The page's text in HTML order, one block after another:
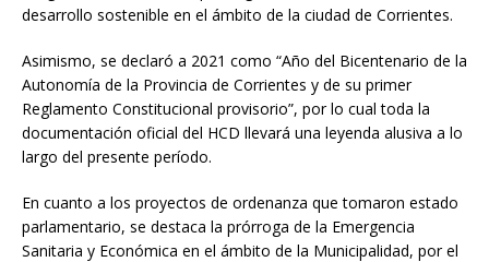
desarrollo sostenible en el ámbito de la ciudad de Corrientes.
Asimismo, se declaró a 2021 como “Año del Bicentenario de la
Autonomía de la Provincia de Corrientes y de su primer
Reglamento Constitucional provisorio”, por lo cual toda la
documentación oficial del HCD llevará una leyenda alusiva a lo
largo del presente período.
En cuanto a los proyectos de ordenanza que tomaron estado
parlamentario, se destaca la prórroga de la Emergencia
Sanitaria y Económica en el ámbito de la Municipalidad, por el